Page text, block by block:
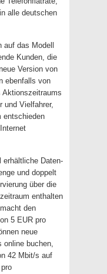
alle deutschen
das Modell
Kunden, die
Version von
ebenfalls von
Aktionszeitraums
und Vielfahrer,
entschieden
erhältliche Daten-
und doppelt
über die
enthalten
den
5 EUR pro
neue
online buchen,
42 Mbit/s auf